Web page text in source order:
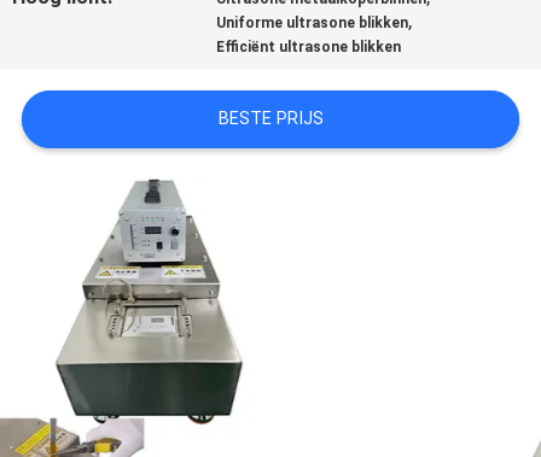
GEVALLEN
OFFERTE
AANVRAGEN
SITEMAP
PRIVACYBELEID
Uniforme ultrasone blikken,
Efficiënt ultrasone blikken
BESTE PRIJS